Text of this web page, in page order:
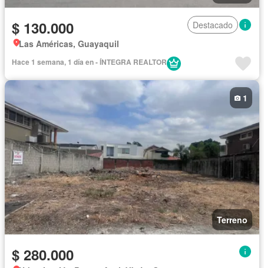
$ 130.000
Destacado
Las Américas, Guayaquil
Hace 1 semana, 1 día en - ÍNTEGRA REALTOR
Terreno
1
$ 280.000